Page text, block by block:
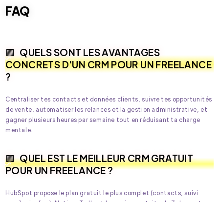
FAQ
QUELS SONT LES AVANTAGES
CONCRETS D'UN CRM POUR UN FREELANCE
?
Centraliser tes contacts et données clients, suivre tes opportunités
de vente, automatiser les relances et la gestion administrative, et
gagner plusieurs heures par semaine tout en réduisant ta charge
mentale.
QUEL EST LE MEILLEUR CRM GRATUIT
POUR UN FREELANCE ?
HubSpot propose le plan gratuit le plus complet (contacts, suivi